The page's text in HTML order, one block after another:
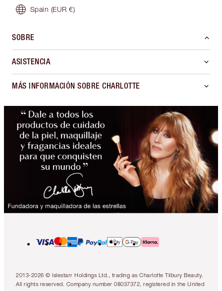
Spain (EUR €)
SOBRE
ASISTENCIA
MÁS INFORMACIÓN SOBRE CHARLOTTE
2013-2026 © Islestarr Holdings Ltd., trading as Charlotte Tilbury Beauty.
All rights reserved. Company number 08037372, registered in the United